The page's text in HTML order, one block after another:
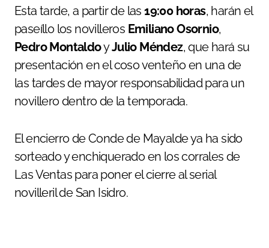
Esta tarde, a partir de las19:00 horas, harán el
paseíllo los novilleros Emiliano Osornio,
Pedro MontaldoyJulio Méndez, que hará su
presentación en el coso venteño en una de
las tardes de mayor responsabilidad para un
novillero dentro de la temporada.
El encierro de Conde de Mayalde ya ha sido
sorteado y enchiquerado en los corrales de
Las Ventas para poner el cierre al serial
novilleril de San Isidro.